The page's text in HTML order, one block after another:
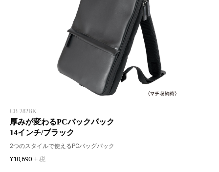
CB-282BK
厚みが変わるPCバックパック
14インチ/ブラック
2つのスタイルで使えるPCバッグパック
¥10,690 + 税